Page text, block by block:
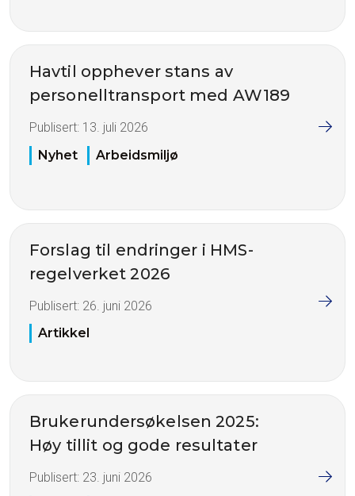
Havtil opphever stans av
personelltransport med AW189
Publisert: 13. juli 2026
Nyhet
Arbeidsmiljø
Forslag til endringer i HMS-
regelverket 2026
Publisert: 26. juni 2026
Artikkel
Brukerundersøkelsen 2025:
Høy tillit og gode resultater
Publisert: 23. juni 2026